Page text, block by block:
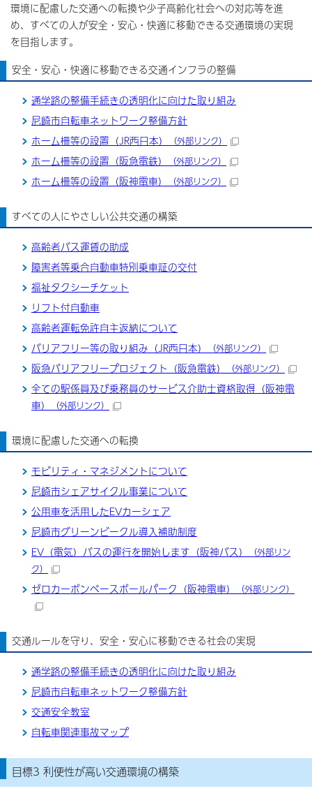
環境に配慮した交通への転換や少子高齢化社会への対応等を進
め、すべての人が安全・安心・快適に移動できる交通環境の実現
を目指します。
安全・安心・快適に移動できる交通インフラの整備
通学路の整備手続きの透明化に向けた取り組み
尼崎市自転車ネットワーク整備方針
ホーム柵等の設置（JR西日本）
（外部リンク）
ホーム柵等の設置（阪急電鉄） （外部リンク）
ホーム柵等の設置（阪神電車） （外部リンク）
すべての人にやさしい公共交通の構築
高齢者バス運賃の助成
障害者等乗合自動車特別乗車証の交付
福祉タクシーチケット
リフト付自動車
高齢者運転免許自主返納について
バリアフリー等の取り組み（JR西日本）
（外部リンク）
阪急バリアフリープロジェクト（阪急電鉄） （外部リンク）
全ての駅係員及び乗務員のサービス介助士資格取得（阪神電
車）
（外部リンク）
環境に配慮した交通への転換
モビリティ・マネジメントについて
尼崎市シェアサイクル事業について
公用車を活用したEVカーシェア
尼崎市グリーンビークル導入補助制度
EV（電気）バスの運行を開始します（阪神バス）
（外部リン
ク）
ゼロカーボンベースボールパーク（阪神電車） （外部リンク）
交通ルールを守り、安全・安心に移動できる社会の実現
通学路の整備手続きの透明化に向けた取り組み
尼崎市自転車ネットワーク整備方針
交通安全教室
自転車関連事故マップ
目標3 利便性が高い交通環境の構築